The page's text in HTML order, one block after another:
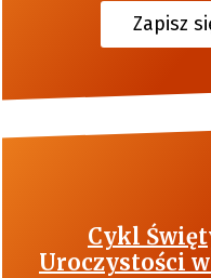
Zapisz
Cykl
Uroczystości